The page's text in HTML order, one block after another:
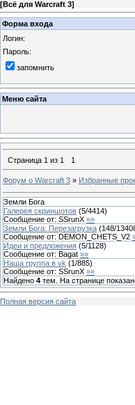
[Всё для Warcraft 3]
Форма входа
Логин:
Пароль:
запомнить
Меню сайта
Страница 1 из 1 1
Форум о Warcraft 3 » Избранные
Земли Бога
Галерея скриншотов (5/4414)
Сообщение от: SSrunX »»
Земли Бога: Перезагрузка (148/
Сообщение от: DEMON_CHETS_V2
Идеи и предложения (5/1128)
Сообщение от: Bagat »»
Наша группа в vk (1/885)
Сообщение от: SSrunX »»
Найдено 4 тем. На странице
Полная версия сайта